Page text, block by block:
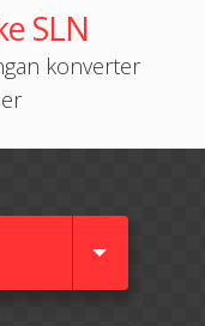
SLN
konverter